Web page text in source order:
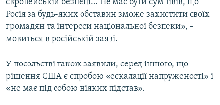
європейській безпеці… Не має бути сумнівів, що
Росія за будь-яких обставин зможе захистити своїх
громадян та інтереси національної безпеки», –
мовиться в російській заяві.
У посольстві також заявили, серед іншого, що
рішення США є спробою «ескалації напруженості» і
«не має під собою ніяких підстав».